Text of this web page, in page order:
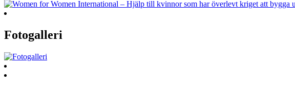
Fotogalleri